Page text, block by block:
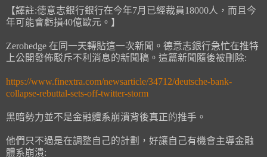
【譯註:德意志銀行銀行在今年7月已經裁員18000人，而且今
年可能會虧損40億歐元。】
Zerohedge 在同一天轉貼這一次新聞。德意志銀行急忙在推特
上公開發佈駁斥不利消息的新聞稿。這篇新聞隨後被刪除:
https://www.finextra.com/newsarticle/34712/deutsche-bank-
collapse-rebuttal-sets-off-twitter-storm
黑暗勢力並不是金融體系崩潰背後真正的推手。
他們只不過是在調整自己的計劃，好讓自己有機會主導金融
體系崩潰: